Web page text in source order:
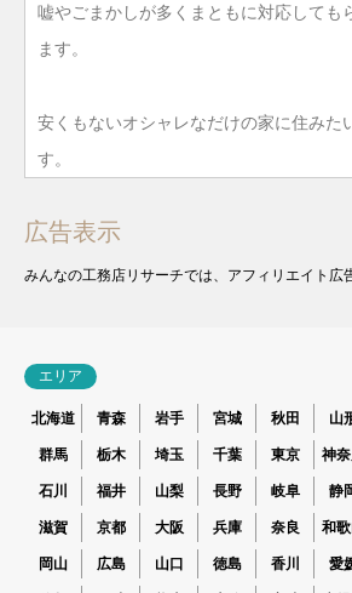
嘘やごまかしが多くまともに対応しても
ます。
安くもないオシャレなだけの家に住みた
す。
広告表示
みんなの工務店リサーチでは、アフィリエイト広
エリア
北海道 青森 岩手 宮城 秋田 山
群馬 栃木 埼玉 千葉 東京 神奈
石川 福井 山梨 長野 岐阜 静
滋賀 京都 大阪 兵庫 奈良 和
岡山 広島 山口 徳島 香川 愛